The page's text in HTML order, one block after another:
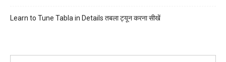
Learn to Tune Tabla in Details तबला ट्यून करना सीखें